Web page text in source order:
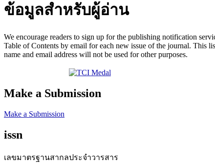
ข้อมูลสำหรับผู้อ่าน
We encourage readers to sign up for the publishing notification
Table of Contents by email for each new issue of the journal. This
name and email address will not be used for other purposes.
Make a Submission
Make a Submission
issn
เลขมาตรฐานสากลประจำวารสาร